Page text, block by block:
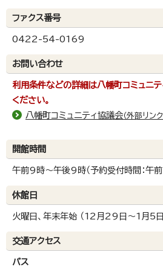
ファクス番号
0422-54-0169
お問い合わせ
利用条件などの詳細は八幡町コミュニ
ください。
八幡町コミュニティ協議会（外部リンク
開館時間
午前9時～午後9時（予約受付時間：午
休館日
火曜日、年末年始 （12月29日～1月5日
交通アクセス
バス